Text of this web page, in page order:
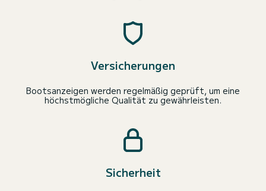
Versicherungen
Bootsanzeigen werden regelmäßig geprüft, um eine
höchstmögliche Qualität zu gewährleisten.
Sicherheit